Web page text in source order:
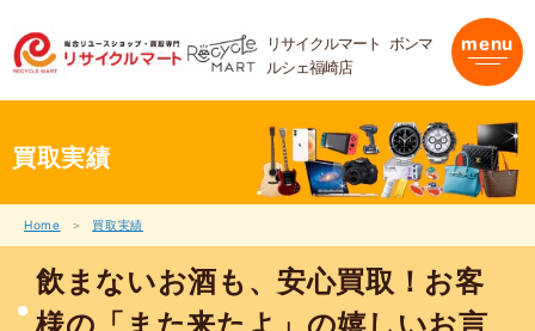
を
ス
キ
プ
リサイクルマート ボンマ
ルシェ福崎店
menu
買取実績
Home 買取実績
飲まないお酒も、安心買取！お客
様の「また来たよ」の嬉しいお言